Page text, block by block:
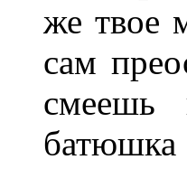
же твое
сам
смеешь
батюшка